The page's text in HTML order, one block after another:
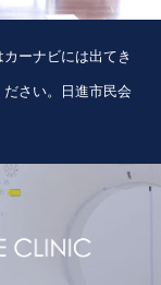
ーナビには出てき
さい。日進市民会